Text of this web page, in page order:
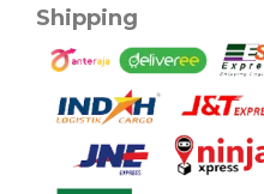
Shipping